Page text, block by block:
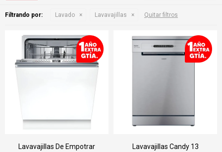
Filtrando por: Lavado Lavavajillas Quitar filtros
Lavavajillas De Empotrar
Lavavajillas Candy 13